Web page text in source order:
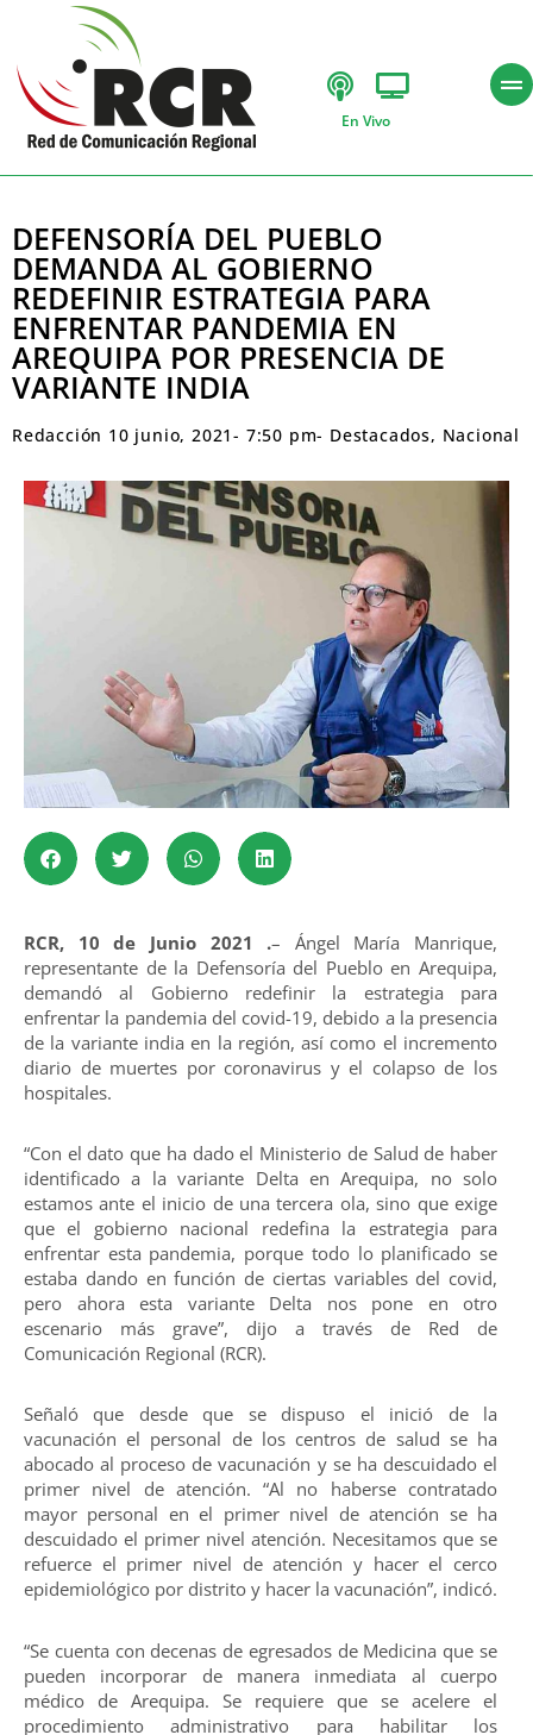
En Vivo
DEFENSORÍA DEL PUEBLO
DEMANDA AL GOBIERNO
REDEFINIR ESTRATEGIA PARA
ENFRENTAR PANDEMIA EN
AREQUIPA POR PRESENCIA DE
VARIANTE INDIA
Redacción 10 junio, 2021- 7:50 pm- Destacados, Nacional
RCR, 10 de Junio 2021 .– Ángel María Manrique,
representante de la Defensoría del Pueblo en Arequipa,
demandó al Gobierno redefinir la estrategia para
enfrentar la pandemia del covid-19, debido a la presencia
de la variante india en la región, así como el incremento
diario de muertes por coronavirus y el colapso de los
hospitales.
“Con el dato que ha dado el Ministerio de Salud de haber
identificado a la variante Delta en Arequipa, no solo
estamos ante el inicio de una tercera ola, sino que exige
que el gobierno nacional redefina la estrategia para
enfrentar esta pandemia, porque todo lo planificado se
estaba dando en función de ciertas variables del covid,
pero ahora esta variante Delta nos pone en otro
escenario más grave”, dijo a través de Red de
Comunicación Regional (RCR).
Señaló que desde que se dispuso el inició de la
vacunación el personal de los centros de salud se ha
abocado al proceso de vacunación y se ha descuidado el
primer nivel de atención. “Al no haberse contratado
mayor personal en el primer nivel de atención se ha
descuidado el primer nivel atención. Necesitamos que se
refuerce el primer nivel de atención y hacer el cerco
epidemiológico por distrito y hacer la vacunación”, indicó.
“Se cuenta con decenas de egresados de Medicina que se
pueden incorporar de manera inmediata al cuerpo
médico de Arequipa. Se requiere que se acelere el
procedimiento administrativo para habilitar los